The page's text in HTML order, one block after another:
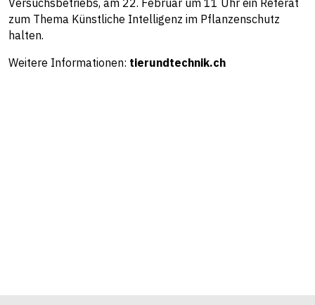
Versuchsbetriebs, am 22. Februar um 11 Uhr ein Referat
zum Thema Künstliche Intelligenz im Pflanzenschutz
halten.
Weitere Informationen: tierundtechnik.ch